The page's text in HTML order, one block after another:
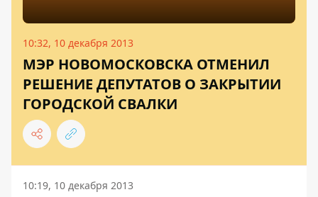
10:32, 10 декабря 2013
МЭР НОВОМОСКОВСКА ОТМЕНИЛ
РЕШЕНИЕ ДЕПУТАТОВ О ЗАКРЫТИИ
ГОРОДСКОЙ СВАЛКИ
10:19, 10 декабря 2013